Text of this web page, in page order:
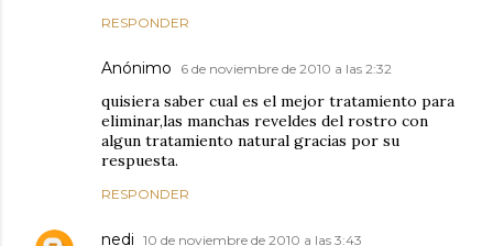
RESPONDER
Anónimo 6 de noviembre de 2010 a las 2:32
quisiera saber cual es el mejor tratamiento para
eliminar,las manchas reveldes del rostro con
algun tratamiento natural gracias por su
respuesta.
RESPONDER
nedi 10 de noviembre de 2010 a las 3:43